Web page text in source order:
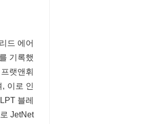
드 에어
기록했
랫앤휘
이로 인
블레
JetNet